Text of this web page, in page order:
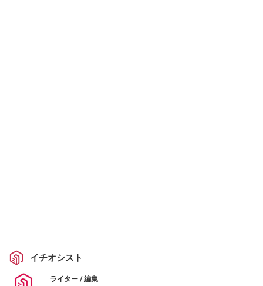
イチオシスト
ライター / 編集